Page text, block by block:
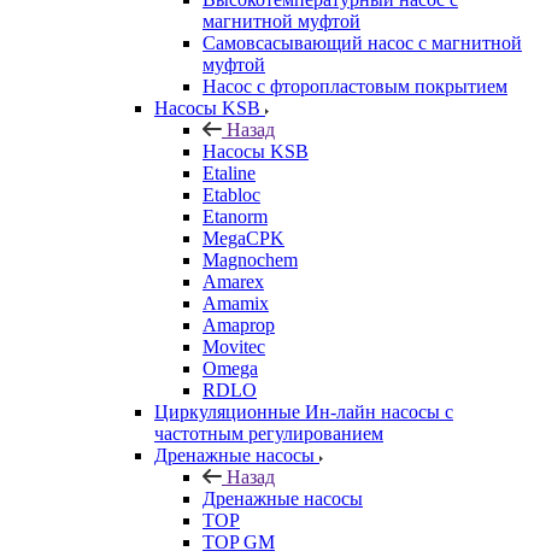
магнитной муфтой
Самовсасывающий насос с магнитной
муфтой
Насос с фторопластовым покрытием
Насосы KSB
Назад
Насосы KSB
Etaline
Etabloc
Etanorm
MegaCPK
Magnochem
Amarex
Amamix
Amaprop
Movitec
Omega
RDLO
Циркуляционные Ин-лайн насосы с
частотным регулированием
Дренажные насосы
Назад
Дренажные насосы
TOP
TOP GM